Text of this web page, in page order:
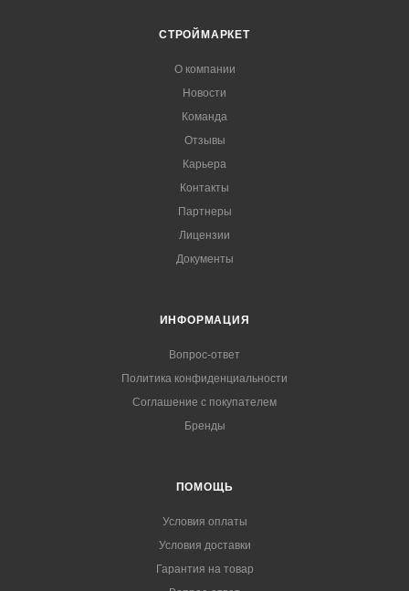
СТРОЙМАРКЕТ
О компании
Новости
Команда
Отзывы
Карьера
Контакты
Партнеры
Лицензии
Документы
ИНФОРМАЦИЯ
Вопрос-ответ
Политика конфиденциальности
Соглашение с покупателем
Бренды
ПОМОЩЬ
Условия оплаты
Условия доставки
Гарантия на товар